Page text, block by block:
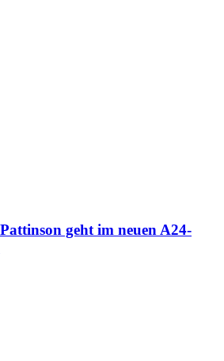
geht im neuen A24-